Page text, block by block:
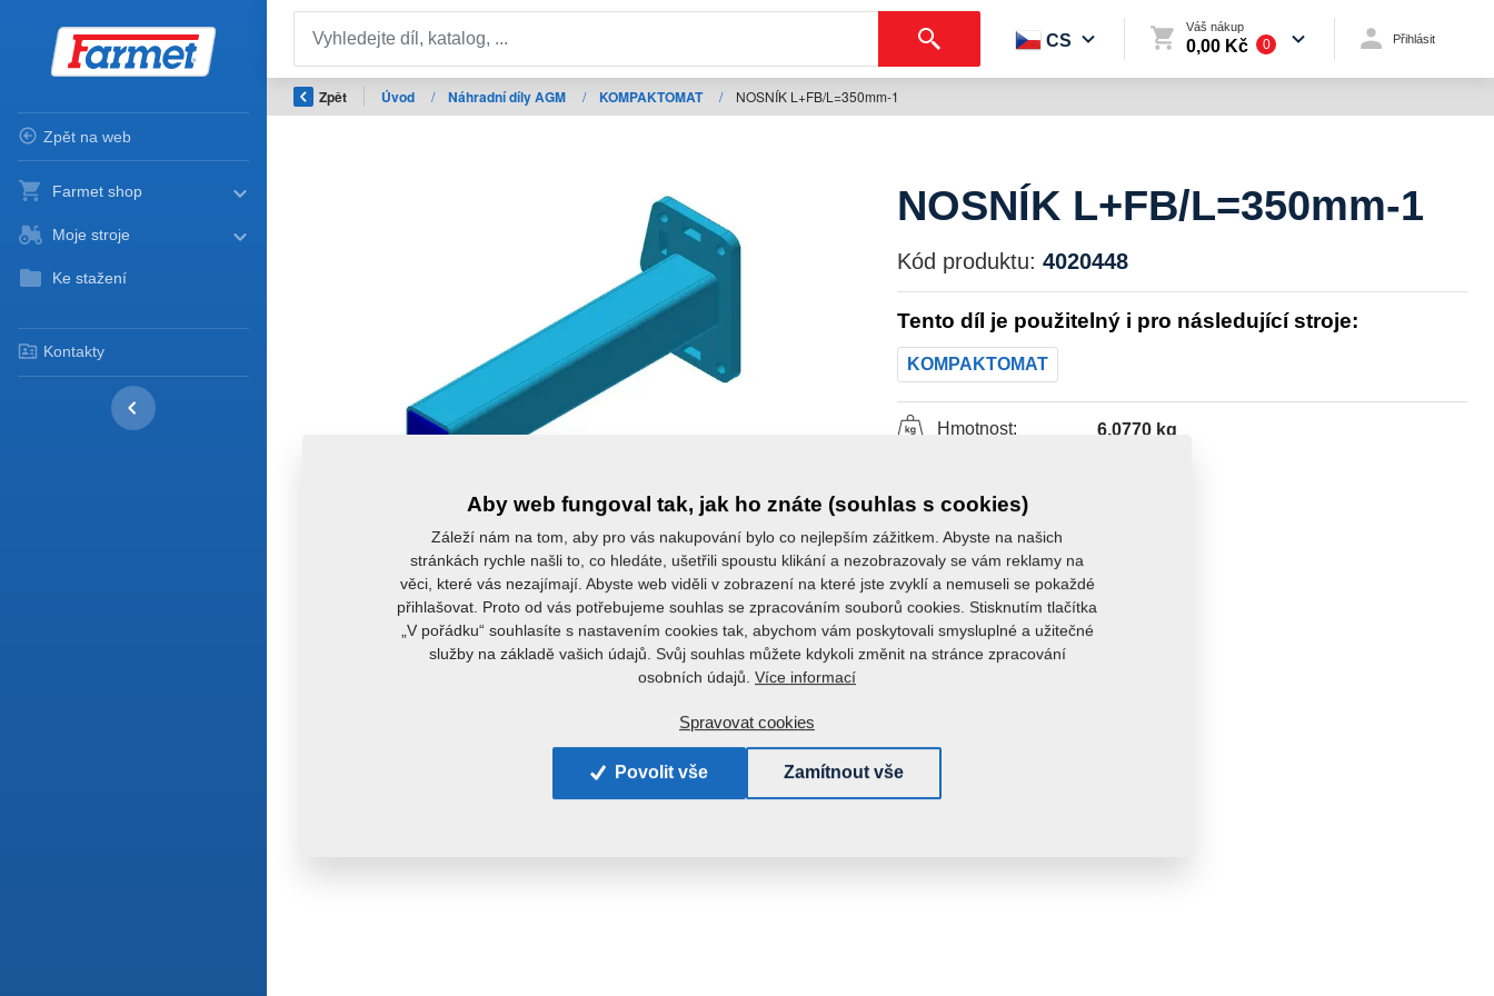
Zpět na web
Farmet shop
Moje stroje
Ke stažení
Kontakty
CS
Váš nákup
0,00 Kč 0 Přihlásit
Zpět Úvod / Náhradní díly AGM / KOMPAKTOMAT / NOSNÍK L+FB/L=350mm-1
NOSNÍK L+FB/L=350mm-1
Kód produktu: 4020448
Tento díl je použitelný i pro následující stroje:
KOMPAKTOMAT
Hmotnost: 6,0770 kg
Aby web fungoval tak, jak ho znáte (souhlas s cookies)
Záleží nám na tom, aby pro vás nakupování bylo co nejlepším zážitkem. Abyste na našich
stránkách rychle našli to, co hledáte, ušetřili spoustu klikání a nezobrazovaly se vám reklamy na
věci, které vás nezajímají. Abyste web viděli v zobrazení na které jste zvyklí a nemuseli se pokaždé
přihlašovat. Proto od vás potřebujeme souhlas se zpracováním souborů cookies. Stisknutím tlačítka
„V pořádku“ souhlasíte s nastavením cookies tak, abychom vám poskytovali smysluplné a užitečné
služby na základě vašich údajů. Svůj souhlas můžete kdykoli změnit na stránce zpracování
osobních údajů. Více informací
Spravovat cookies
Povolit vše Zamítnout vše